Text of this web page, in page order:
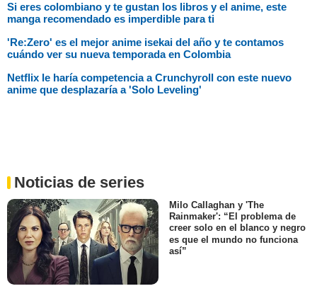
Si eres colombiano y te gustan los libros y el anime, este
manga recomendado es imperdible para ti
'Re:Zero' es el mejor anime isekai del año y te contamos
cuándo ver su nueva temporada en Colombia
Netflix le haría competencia a Crunchyroll con este nuevo
anime que desplazaría a 'Solo Leveling'
Noticias de series
Milo Callaghan y 'The
Rainmaker': “El problema de
creer solo en el blanco y negro
es que el mundo no funciona
así”